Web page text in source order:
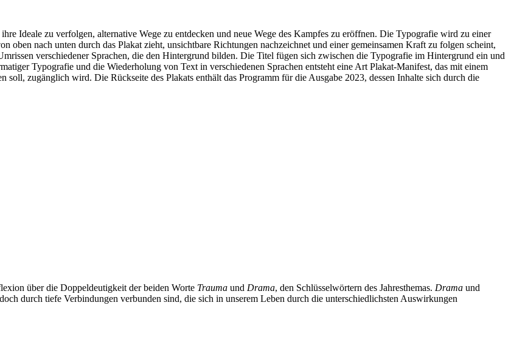
Ideale zu verfolgen, alternative Wege zu entdecken und neue Wege des Kampfes zu eröffnen. Die Typografie wird zu einer
oben nach unten durch das Plakat zieht, unsichtbare Richtungen nachzeichnet und einer gemeinsamen Kraft zu folgen scheint,
verschiedener Sprachen, die den Hintergrund bilden. Die Titel fügen sich zwischen die Typografie im Hintergrund ein und
Typografie und die Wiederholung von Text in verschiedenen Sprachen entsteht eine Art Plakat-Manifest, das mit einem
zugänglich wird. Die Rückseite des Plakats enthält das Programm für die Ausgabe 2023, dessen Inhalte sich durch die
über die Doppeldeutigkeit der beiden Worte Trauma und Drama, den Schlüsselwörtern des Jahresthemas. Drama und
durch tiefe Verbindungen verbunden sind, die sich in unserem Leben durch die unterschiedlichsten Auswirkungen